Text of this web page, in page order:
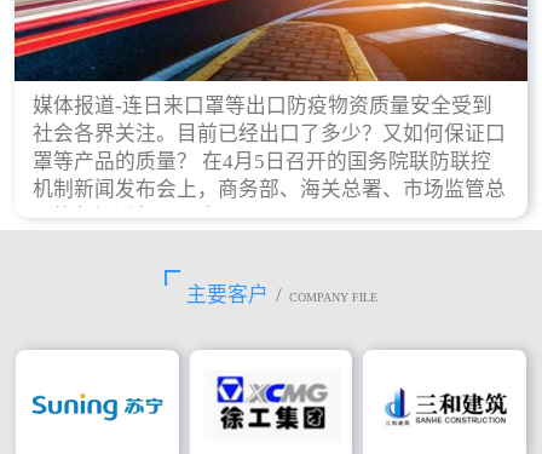
媒体报道-连日来口罩等出口防疫物资质量安全受到
社会各界关注。目前已经出口了多少？又如何保证口
罩等产品的质量？ 在4月5日召开的国务院联防联控
机制新闻发布会上，商务部、海关总署、市场监管总
局等部门进行了回应。
主要客户 / COMPANY FILE